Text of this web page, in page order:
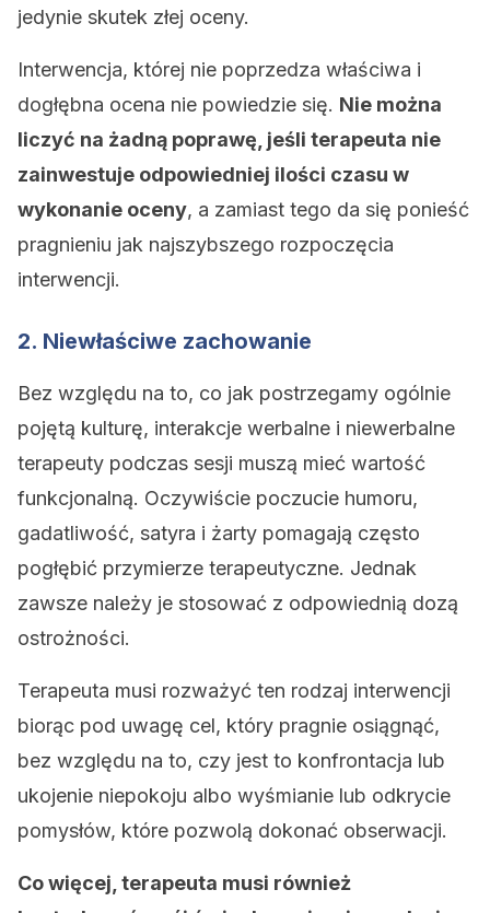
jedynie skutek złej oceny.
Interwencja, której nie poprzedza właściwa i
dogłębna ocena nie powiedzie się. Nie można
liczyć na żadną poprawę, jeśli terapeuta nie
zainwestuje odpowiedniej ilości czasu w
wykonanie oceny, a zamiast tego da się ponieść
pragnieniu jak najszybszego rozpoczęcia
interwencji.
2. Niewłaściwe zachowanie
Bez względu na to, co jak postrzegamy ogólnie
pojętą kulturę, interakcje werbalne i niewerbalne
terapeuty podczas sesji muszą mieć wartość
funkcjonalną. Oczywiście poczucie humoru,
gadatliwość, satyra i żarty pomagają często
pogłębić przymierze terapeutyczne. Jednak
zawsze należy je stosować z odpowiednią dozą
ostrożności.
Terapeuta musi rozważyć ten rodzaj interwencji
biorąc pod uwagę cel, który pragnie osiągnąć,
bez względu na to, czy jest to konfrontacja lub
ukojenie niepokoju albo wyśmianie lub odkrycie
pomysłów, które pozwolą dokonać obserwacji.
Co więcej, terapeuta musi również